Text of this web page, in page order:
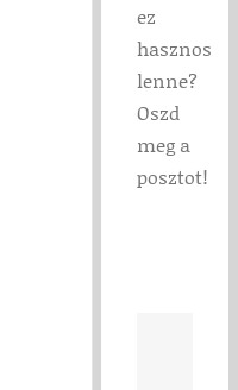
ez
hasznos
lenne?
Oszd
meg a
posztot!